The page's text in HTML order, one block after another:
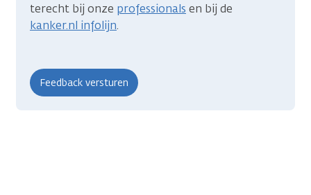
terecht bij onze professionals en bij de
kanker.nl infolijn.